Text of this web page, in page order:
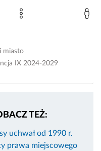
miasto
IX 2024-2029
TEŻ:
uchwał od 1990 r.
prawa miejscowego